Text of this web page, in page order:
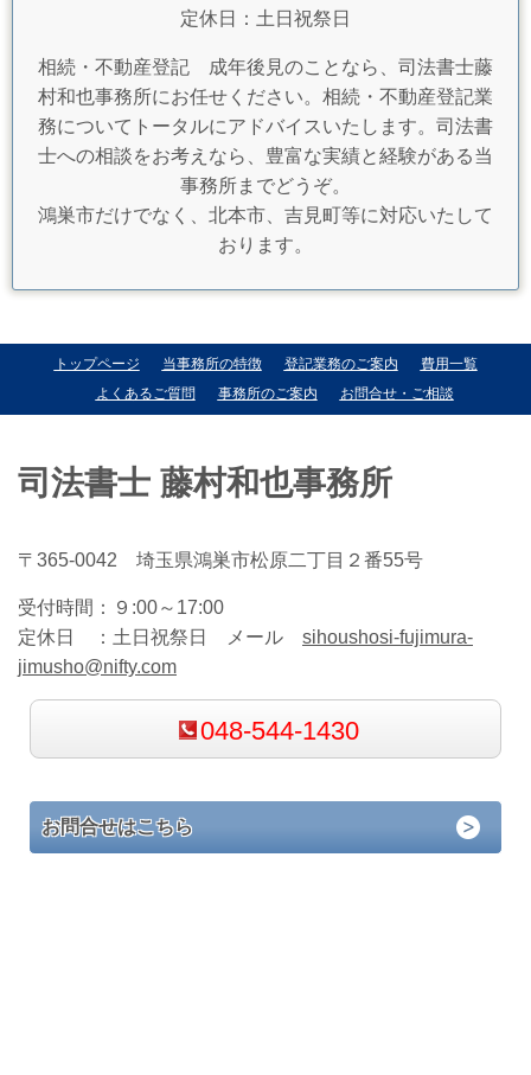
定休日：土日祝祭日
相続・不動産登記 成年後見のことなら、司法書士藤
村和也事務所にお任せください。相続・不動産登記業
務についてトータルにアドバイスいたします。司法書
士への相談をお考えなら、豊富な実績と経験がある当
事務所までどうぞ。
鴻巣市だけでなく、北本市、吉見町等に対応いたして
おります。
トップページ 当事務所の特徴 登記業務のご案内
費用一覧
よくあるご質問
事務所のご案内 お問合せ・ご相談
司法書士 藤村和也事務所
〒365-0042 埼玉県鴻巣市松原二丁目２番55号
受付時間：
９:00～17:00
定休日 ： 土日祝祭日 メール sihoushosi-fujimura-
jimusho@nifty.com
048-544-1430
お問合せはこちら